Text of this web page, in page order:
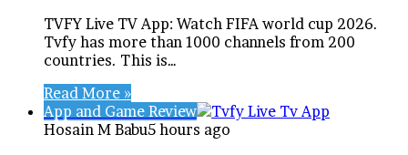
TVFY Live TV App: Watch FIFA world cup 2026.
Tvfy has more than 1000 channels from 200
countries. This is…
Read More »
App and Game Review
Hosain M Babu5 hours ago